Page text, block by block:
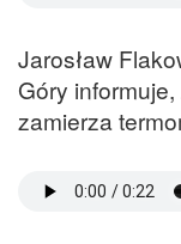
Jarosław
Góry
zamierza